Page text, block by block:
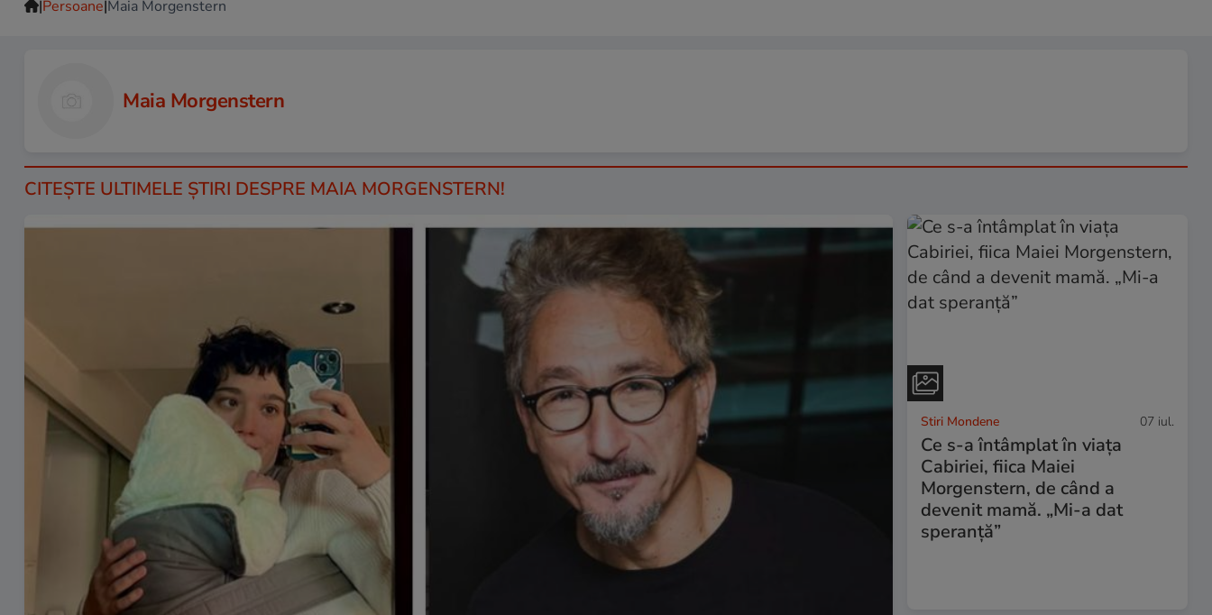
|Persoane|Maia Morgenstern
Maia Morgenstern
CITEŞTE ULTIMELE ŞTIRI DESPRE MAIA MORGENSTERN!
Stiri Mondene 07 iul.
Ce s-a întâmplat în viața
Cabiriei, fiica Maiei
Morgenstern, de când a
devenit mamă. „Mi-a dat
speranță”